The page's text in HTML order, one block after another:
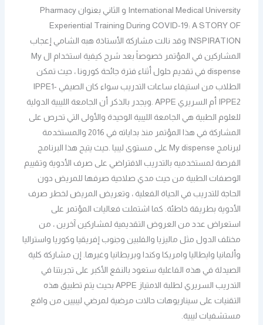
International Medical University و الثاني بعنوان Pharmacy
Experiential Training During COVID-19: A STORY OF
INSPIRATION وقد نالت مشاركة الأستاذة هبه الشامي إعجاب
المشاركين في المؤتمر خصوصاً بعد شرح كيفية استخدام ال My
dispense في تقديم حلول أثناء فترة جائحة كورونا ، حيث تمكن
الطلاب من استيفاء ساعات التدريب سواء كان الصيفي IPPE1-
IPPE2 أم السريري APPE .ويجدر بالذكر أن الجامعة الليبية الدولية
للعلوم الطبية هي الجامعة الليبية الوحيدة والأولى التي تحرص على
المشاركة في هذا المؤتمر منذ بداياته في 2016 والمستخدمة
لبرنامج My dispense على مستوى ليبيا .حيث يتيح هذا البرنامج
الفرصة لمستخدميه بالتدريب الافتراضي على صرف الأدوية وتقييم
الوصفات الطبية من حيث مدي صلاحية صرفها للمريض دون
الحاجة للتدريب في الحياة الفعلية ، وتعريض المريض لخطر صرف
الأدوية بطريقة خاطئة. كما اشتملت فعاليات المؤتمر على
استعراض عدد من العروض التقديمية لمشاركين آخرين ، من
مختلف الدول مثل ماليزيا والفلبين وجنوب إفريقيا وكوريا واستراليا
وألمانيا وايطاليا وامريكا وكندا وبريطانيا وغيرها. إن مشاركة كلية
الصيدلة في هذه الفاعلية ستعود بالنفع الأكبر على تجربتنا في
التدريب السريري لطلبة الامتياز APPE بحيث يتم تطبيق هذه
التقنيات على سيناريوهات حالات مرضية لمرضي ليبيين من واقع
مستشفيات ليبية.